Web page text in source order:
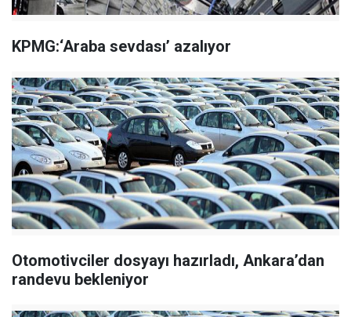
KPMG:‘Araba sevdası’ azalıyor
Otomotivciler dosyayı hazırladı, Ankara’dan
randevu bekleniyor